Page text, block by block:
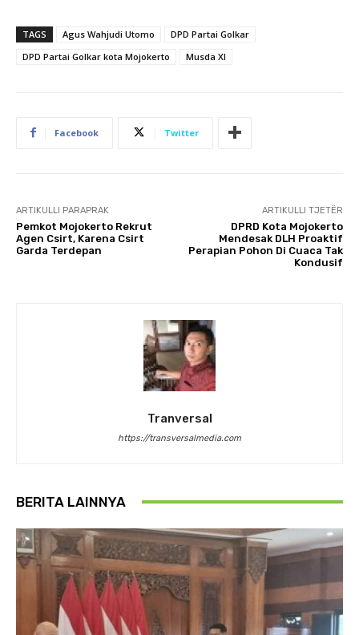
TAGS Agus Wahjudi Utomo
DPD Partai Golkar
DPD Partai Golkar kota Mojokerto
Musda XI
Facebook Twitter
ARTIKULLI PARAPRAK
Pemkot Mojokerto Rekrut
Agen Csirt, Karena Csirt
Garda Terdepan
ARTIKULLI TJETËR
DPRD Kota Mojokerto
Mendesak DLH Proaktif
Perapian Pohon Di Cuaca Tak
Kondusif
Tranversal
https://transversalmedia.com
BERITA LAINNYA